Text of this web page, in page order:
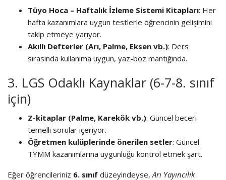
Tüyo Hoca – Haftalık İzleme Sistemi Kitapları: Her
hafta kazanımlara uygun testlerle öğrencinin gelişimini
takip etmeye yarıyor.
Akıllı Defterler (Arı, Palme, Eksen vb.): Ders
sırasında kullanıma uygun, yaz-boz mantığında.
3. LGS Odaklı Kaynaklar (6-7-8. sınıf
için)
Z-kitaplar (Palme, Karekök vb.): Güncel beceri
temelli sorular içeriyor.
Öğretmen kulüplerinde önerilen setler: Güncel
TYMM kazanımlarına uygunluğu kontrol etmek şart.
Eğer öğrencileriniz 6. sınıf düzeyindeyse, Arı Yayıncılık